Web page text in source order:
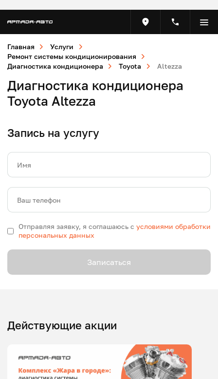
Главная
Услуги
Ремонт системы кондиционирования
Диагностика кондиционера
Toyota Altezza
Диагностика кондиционера
Toyota Altezza
Запись на услугу
Имя
Ваш телефон
Отправляя заявку, я соглашаюсь с условиями обработки
персональных данных
Записаться
Действующие акции